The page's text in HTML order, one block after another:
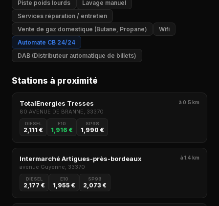
Piste poids lourds
Lavage manuel
Services réparation / entretien
Vente de gaz domestique (Butane, Propane)
Wifi
Automate CB 24/24
DAB (Distributeur automatique de billets)
Stations à proximité
TotalEnergies Tresses à 0.5 km
80 AVENUE DE BRANNE, 33370
DIESEL
2,111 €
E10
1,916 €
SP98
1,990 €
Intermarché Artigues-près-bordeaux à 1.4 km
avenue Guyenne, 33370
DIESEL
2,177 €
E10
1,955 €
SP98
2,073 €